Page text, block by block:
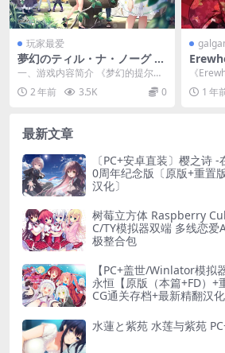
玩家最爱
夢幻のティル・ナ・ノーグ 梦
幻的提尔纳诺 PC+KRKR
一、游戏内容简介 《梦幻的提尔纳
诺》是一款融合了奇幻冒险与恋爱
养成元素的游戏。游...
2 年前 3.5K 0
类型
《
乡》）
开发的
1 年
最新文章
〔PC+安卓直装〕樱之诗
0周年纪念版〔原版+重置
汉化〕
树莓立方体 Raspberry
C/TY模拟器双端 多线恋爱
极整合包
【PC+盖世/Winlator模拟
永恒【原版（本篇+FD）+
CG通关存档+最新精翻汉化
水蓮と紫苑 水莲与紫苑